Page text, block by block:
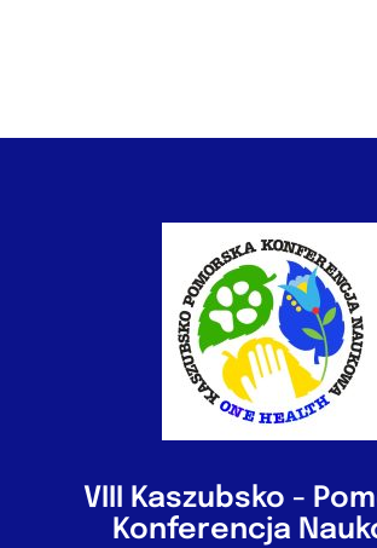
VIII Kaszubsko -
Konferencja